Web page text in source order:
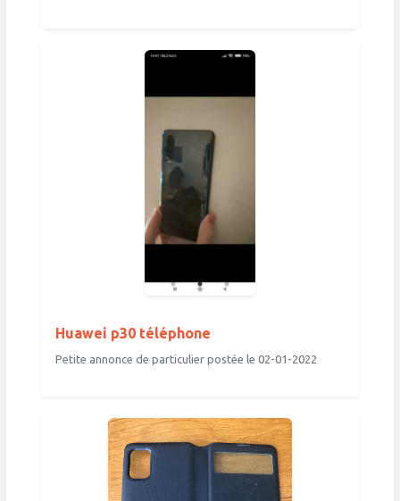
Huawei p30 téléphone
Petite annonce de particulier postée le 02-01-2022